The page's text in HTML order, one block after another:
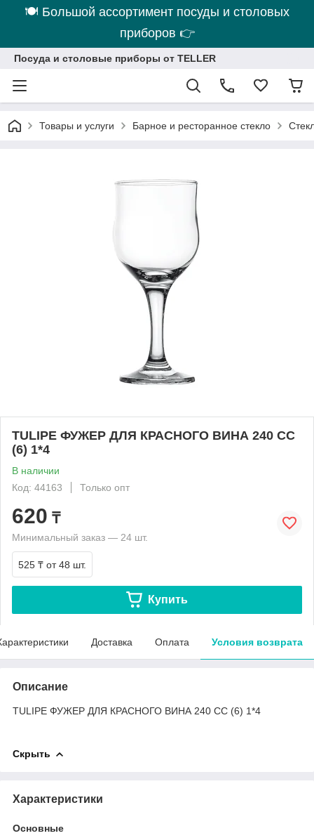
🍽 Большой ассортимент посуды и столовых
приборов 👉
Посуда и столовые приборы от TELLER
Товары и услуги Барное и ресторанное стекло
TULIPE ФУЖЕР ДЛЯ КРАСНОГО ВИНА 240 СС
(6) 1*4
В наличии
Код: 44163
Только опт
620 ₸
Минимальный заказ — 24 шт.
525 ₸ от 48 шт.
Купить
Доставка Оплата Условия возврата
Описание
TULIPE ФУЖЕР ДЛЯ КРАСНОГО ВИНА 240 СС (6) 1*4
Скрыть
Характеристики
Основные